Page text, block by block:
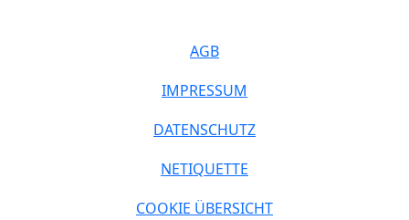
AGB
IMPRESSUM
DATENSCHUTZ
NETIQUETTE
COOKIE ÜBERSICHT